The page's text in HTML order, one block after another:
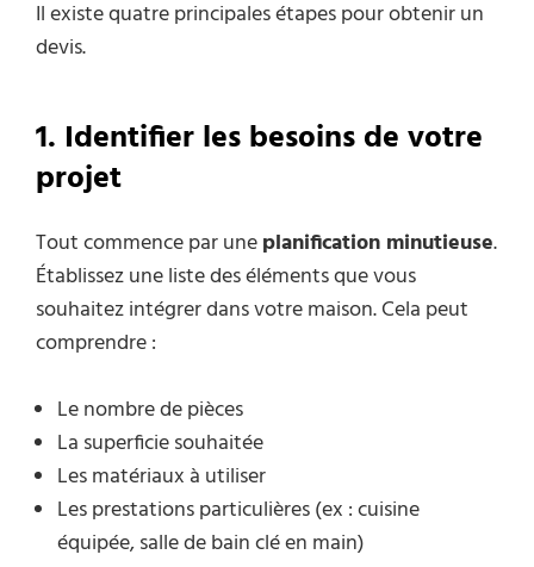
Il existe quatre principales étapes pour obtenir un
devis.
1. Identifier les besoins de votre
projet
Tout commence par uneplanification minutieuse.
Établissez une liste des éléments que vous
souhaitez intégrer dans votre maison. Cela peut
comprendre :
Le nombre de pièces
La superficie souhaitée
Les matériaux à utiliser
Les prestations particulières (ex : cuisine
équipée, salle de bain clé en main)